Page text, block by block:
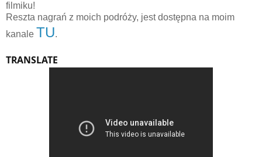
filmiku!
Reszta nagrań z moich podróży, jest dostępna na moim
kanale TU.
TRANSLATE